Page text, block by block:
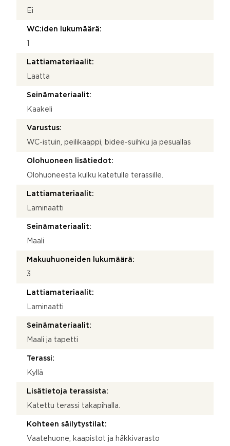
Ei
WC:iden lukumäärä:
Lattiamateriaalit:
Laatta
Seinämateriaalit:
Kaakeli
Varustus:
WC-istuin, peilikaappi, bidee-suihku ja pesuallas
Olohuoneen lisätiedot:
Olohuoneesta kulku katetulle terassille.
Lattiamateriaalit:
Laminaatti
Seinämateriaalit:
Maali
Makuuhuoneiden lukumäärä:
3
Lattiamateriaalit:
Laminaatti
Seinämateriaalit:
Maali ja tapetti
Terassi:
Kyllä
Lisätietoja terassista:
Katettu terassi takapihalla.
Kohteen säilytystilat:
Vaatehuone, kaapistot ja häkkivarasto